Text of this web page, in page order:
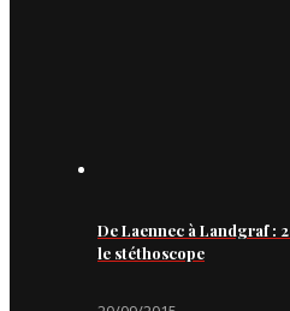
De Laennec à Landgraf :
le stéthoscope